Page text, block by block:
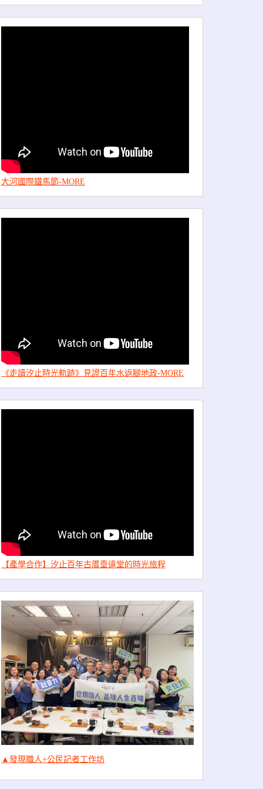
大河國際鐵馬節-MORE
《走讀汐止時光軌跡》見證百年水返腳地政-MORE
【產學合作】汐止百年古厝垂遠堂的時光旅程
▲發現職人+公民記者工作坊